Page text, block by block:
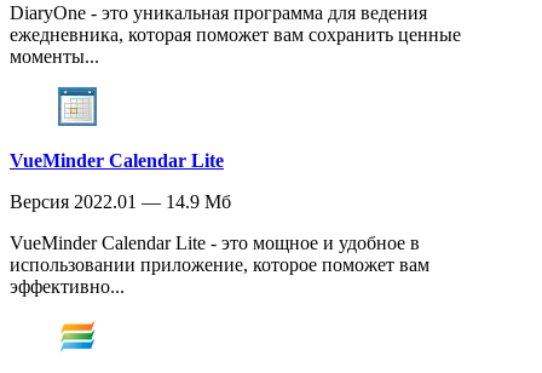
DiaryOne - это уникальная программа для ведения
ежедневника, которая поможет вам сохранить ценные
моменты...
VueMinder Calendar Lite
Версия 2022.01 — 14.9 Мб
VueMinder Calendar Lite - это мощное и удобное в
использовании приложение, которое поможет вам
эффективно...